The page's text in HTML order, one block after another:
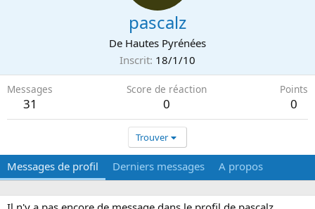
pascalz
De Hautes Pyrénées
Inscrit 18/1/10
Messages
31
Score de réaction
0
Points
0
Trouver
Messages de profil Derniers messages A propos